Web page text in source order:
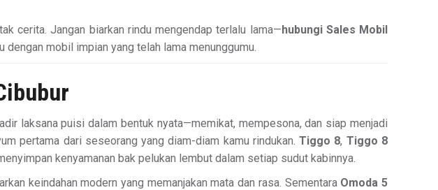
cerita. Jangan biarkan rindu mengendap terlalu lama—hubungi Sales Mobil
mobil impian yang telah lama menunggumu.
laksana puisi dalam bentuk nyata—memikat, mempesona, dan siap menjadi
pertama dari seseorang yang diam-diam kamu rindukan.Tiggo 8, Tiggo 8
kenyamanan bak pelukan lembut dalam setiap sudut kabinnya.
keindahan modern yang memanjakan mata dan rasa. Sementara Omoda 5